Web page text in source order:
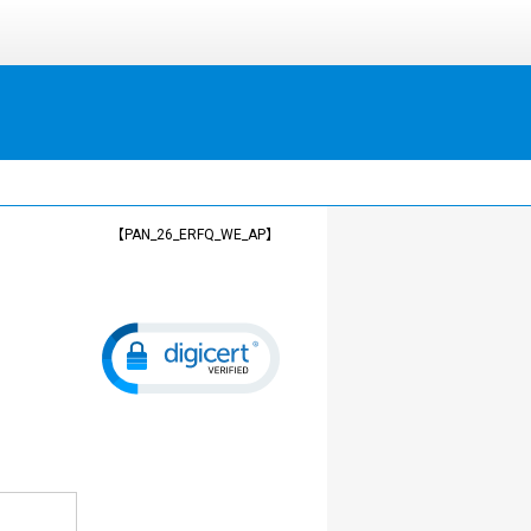
【PAN_26_ERFQ_WE_AP】